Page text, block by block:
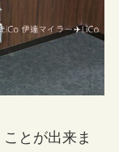
とが出来ま